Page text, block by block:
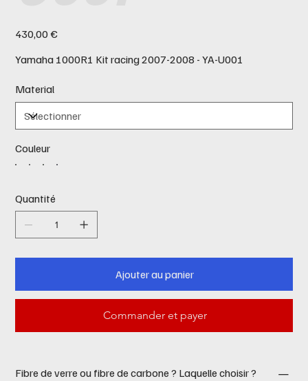
430,00 €
Yamaha 1000R1 Kit racing 2007-2008 - YA-U001
Material
Couleur
Quantité
Ajouter au panier
Commander et payer
Fibre de verre ou fibre de carbone ? Laquelle choisir ?